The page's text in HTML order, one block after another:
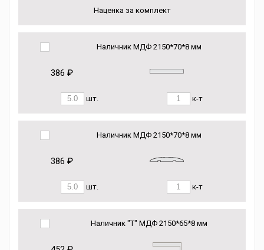
Наценка за комплект
Наличник МДФ 2150*70*8 мм
386 ₽
шт. к-т
Наличник МДФ 2150*70*8 мм
386 ₽
шт. к-т
Наличник "Т" МДФ 2150*65*8 мм